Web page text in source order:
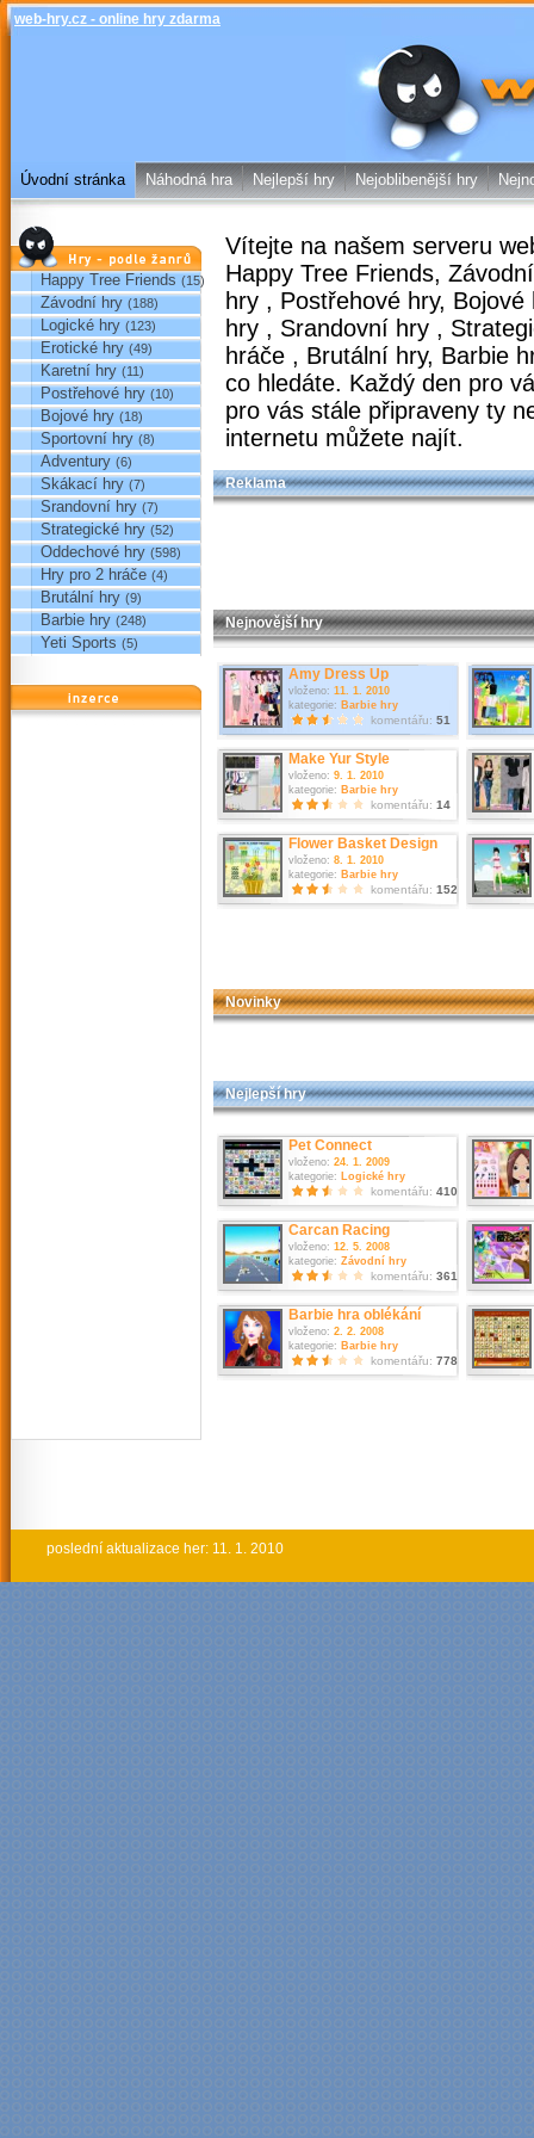
web-hry.cz - online hry zdarma
web-
Úvodní stránka Náhodná hra Nejlepší hry Nejoblibenější hry
Hry podle žánrů
Happy Tree Friends (15)
Závodní hry (188)
Logické hry (123)
Erotické hry (49)
Karetní hry (11)
Postřehové hry (10)
Bojové hry (18)
Sportovní hry (8)
Adventury (6)
Skákací hry (7)
Srandovní hry (7)
Strategické hry (52)
Oddechové hry (598)
Hry pro 2 hráče (4)
Brutální hry (9)
Barbie hry (248)
Yeti Sports (5)
reklama
Vítejte na našem serveru
Happy Tree Friends,
hry , Postřehové hry,
hry , Srandovní hry ,
hráče , Brutální hry, Barbie
co hledáte. Každý den pro
pro vás stále připraveny ty
internetu můžete najít.
Reklama
Nejnovější hry
Amy Dress Up
vloženo: 11. 1. 2010
kategorie: Barbie hry
komentářu: 51
Make Yur Style
vloženo: 9. 1. 2010
kategorie: Barbie hry
komentářu: 14
Flower Basket Design
vloženo: 8. 1. 2010
kategorie: Barbie hry
komentářu: 152
Novinky
Nejlepší hry
Pet Connect
vloženo: 24. 1. 2009
kategorie: Logické hry
komentářu: 410
Carcan Racing
vloženo: 12. 5. 2008
kategorie: Závodní hry
komentářu: 361
Barbie hra oblékání
vloženo: 2. 2. 2008
kategorie: Barbie hry
komentářu: 778
poslední aktualizace her: 11. 1. 2010